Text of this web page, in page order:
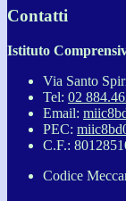
Contatti
Istituto
Via Santo
Tel: 02
Email:
PEC:
C.F.:
Codice